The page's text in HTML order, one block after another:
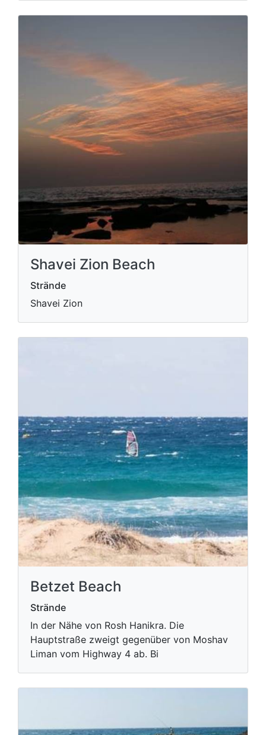
Shavei Zion Beach
Strände
Shavei Zion
Betzet Beach
Strände
In der Nähe von Rosh Hanikra. Die
Hauptstraße zweigt gegenüber von Moshav
Liman vom Highway 4 ab. Bi